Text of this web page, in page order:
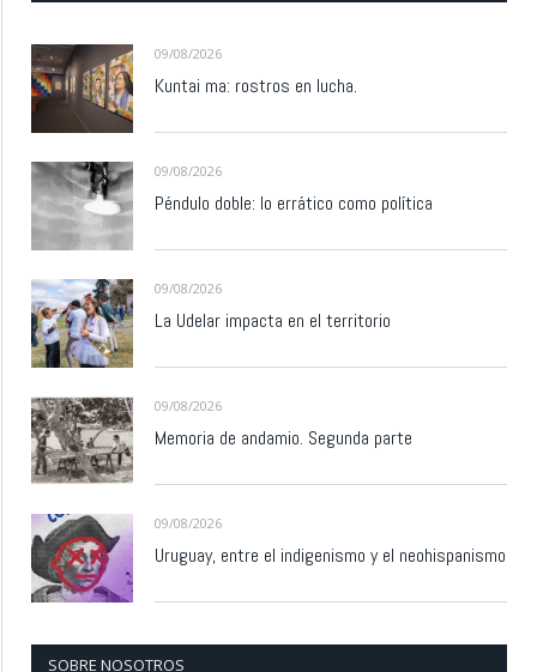
09/08/2026
Kuntai ma: rostros en lucha.
09/08/2026
Péndulo doble: lo errático como política
09/08/2026
La Udelar impacta en el territorio
09/08/2026
Memoria de andamio. Segunda parte
09/08/2026
Uruguay, entre el indigenismo y el neohispanismo
SOBRE NOSOTROS